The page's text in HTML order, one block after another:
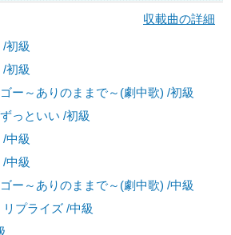
収載曲の詳細
初級
初級
ー～ありのままで～(劇中歌) /初級
っといい /初級
中級
中級
ー～ありのままで～(劇中歌) /中級
プライズ /中級